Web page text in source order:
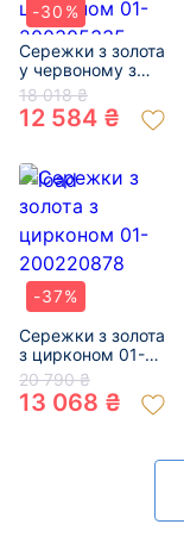
-30%
Сережки з золота
у червоному з
білим кольорі з
цирконом 01-
200305335
18 018 ₴
12 584 ₴
-37%
Сережки з золота
з цирконом 01-
200220878
20 790 ₴
13 068 ₴